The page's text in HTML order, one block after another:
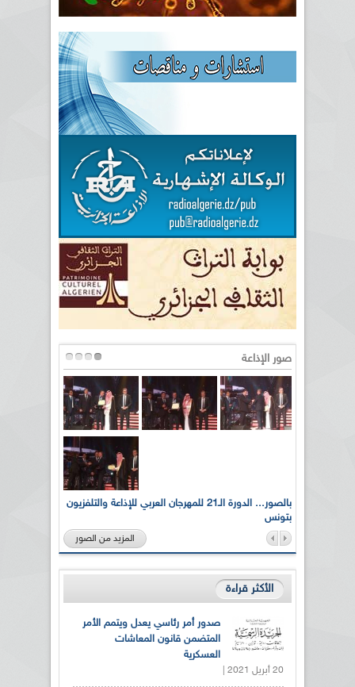
صور الإذاعة
بالصور... الدورة الـ21 للمهرجان العربي للإذاعة والتلفزيون
بتونس
المزيد من الصور
الأكثر قراءة
صدور أمر رئاسي يعدل ويتمم الأمر
المتضمن قانون المعاشات
العسكرية
20 أبريل 2021 |